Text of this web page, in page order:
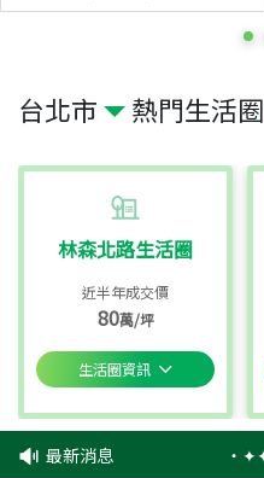
台北市 熱門生活圈
林森北路生活圈
近半年成交價
80萬/坪
生活圈資訊
最新消息 ‧✦✦